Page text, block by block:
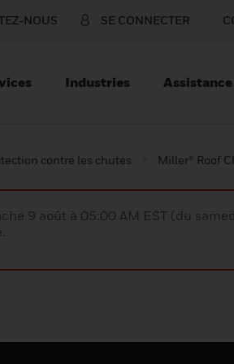
NOUS SE CONNECTER
Industries Assistance
contre les chutes Miller® Roof
9 août à 05:00 AM EST (du